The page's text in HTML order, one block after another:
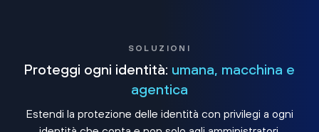
SOLUZIONI
Proteggi ogni identità: umana, macchina e
agentica
Estendi la protezione delle identità con privilegi a ogni